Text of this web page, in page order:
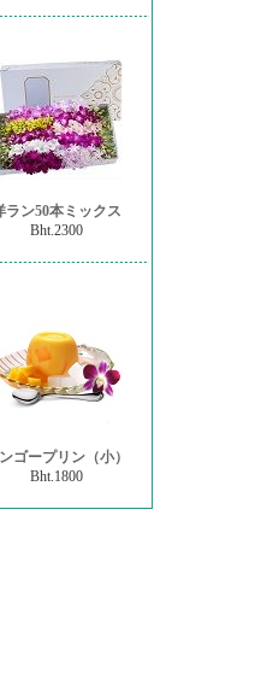
ラン50本ミックス
Bht.2300
ゴープリン（小）
Bht.1800